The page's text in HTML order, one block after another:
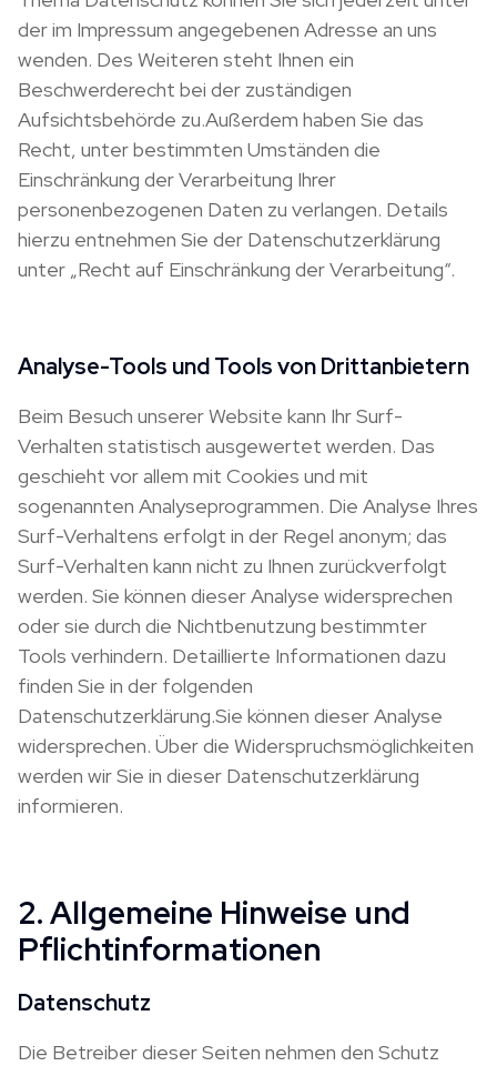
der im Impressum angegebenen Adresse an uns
wenden. Des Weiteren steht Ihnen ein
Beschwerderecht bei der zuständigen
Aufsichtsbehörde zu.Außerdem haben Sie das
Recht, unter bestimmten Umständen die
Einschränkung der Verarbeitung Ihrer
personenbezogenen Daten zu verlangen. Details
hierzu entnehmen Sie der Datenschutzerklärung
unter „Recht auf Einschränkung der Verarbeitung“.
Analyse-Tools und Tools von Drittanbietern
Beim Besuch unserer Website kann Ihr Surf-
Verhalten statistisch ausgewertet werden. Das
geschieht vor allem mit Cookies und mit
sogenannten Analyseprogrammen. Die Analyse Ihres
Surf-Verhaltens erfolgt in der Regel anonym; das
Surf-Verhalten kann nicht zu Ihnen zurückverfolgt
werden. Sie können dieser Analyse widersprechen
oder sie durch die Nichtbenutzung bestimmter
Tools verhindern. Detaillierte Informationen dazu
finden Sie in der folgenden
Datenschutzerklärung.Sie können dieser Analyse
widersprechen. Über die Widerspruchsmöglichkeiten
werden wir Sie in dieser Datenschutzerklärung
informieren.
2. Allgemeine Hinweise und
Pflichtinformationen
Datenschutz
Die Betreiber dieser Seiten nehmen den Schutz